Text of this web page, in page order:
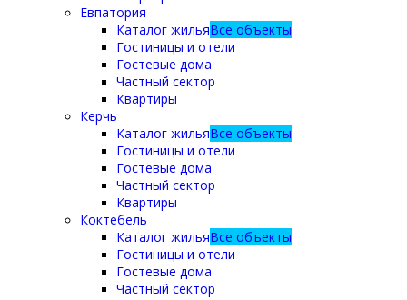
Евпатория
Каталог жильяВсе объекты
Гостиницы и отели
Гостевые дома
Частный сектор
Квартиры
Керчь
Каталог жильяВсе объекты
Гостиницы и отели
Гостевые дома
Частный сектор
Квартиры
Коктебель
Каталог жильяВсе объекты
Гостиницы и отели
Гостевые дома
Частный сектор